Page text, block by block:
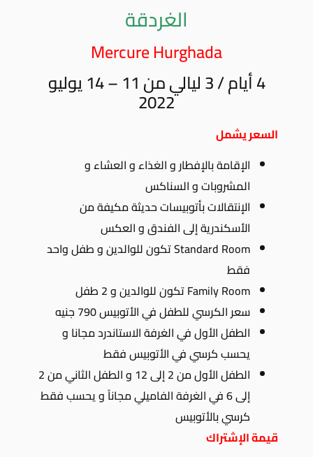
الغردقة
Mercure Hurghada
4 أيام / 3 ليالي من 11 – 14 يوليو
2022
السعر يشمل
الإقامة بالإفطار و الغذاء و العشاء و
المشروبات و السناكس
الإنتقالات بأتوبيسات حديثة مكيفة من
الأسكندرية إلى الفندق و العكس
Standard Room تكون للوالدين و طفل واحد
فقط
Family Room تكون للوالدين و 2 طفل
سعر الكرسي للطفل في الأتوبيس 790 جنيه
الطفل الأول في الغرفة الاستاندرد مجانا و
يحسب كرسي في الأتوبيس فقط
الطفل الأول من 2 إلى 12 و الطفل الثاني من 2
إلى 6 في الغرفة الفاميلي مجاناً و يحسب فقط
كرسي بالأتوبيس
قيمة الإشتراك